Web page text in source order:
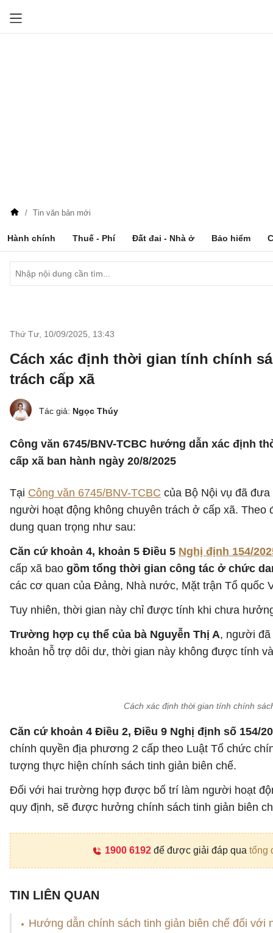
Tin văn bản mới
Hành chính Thuế - Phí Đất đai - Nhà ở Bảo hiểm
Thứ Tư, 10/09/2025 13:43
Cách xác định thời gian tính chính
trách cấp xã
Tác giả: Ngọc Thúy
Công văn 6745/BNV-TCBC hướng dẫn xác định
cấp xã ban hành ngày 20/8/2025
Tại Công văn 6745/BNV-TCBC của Bộ Nội vụ đã
người hoạt động không chuyên trách ở cấp xã.
dung quan trọng như sau:
Căn cứ khoản 4, khoản 5 Điều 5 Nghị định 154/
cấp xã bao gồm tổng thời gian công tác ở chức
các cơ quan của Đảng, Nhà nước, Mặt trận Tổ quốc
Tuy nhiên, thời gian này chỉ được tính khi chưa
Trường hợp cụ thể của bà Nguyễn Thị A, người đã
khoản hỗ trợ dôi dư, thời gian này không được tính
Cách xác định thời gian tính chính
Căn cứ khoản 4 Điều 2, Điều 9 Nghị định số 154/
chính quyền địa phương 2 cấp theo Luật Tổ chức
tượng thực hiện chính sách tinh giản biên chế.
Đối với hai trường hợp được bố trí làm người hoạt
quy định, sẽ được hưởng chính sách tinh giản biên
1900 6192để được giải đáp qua tổng
TIN LIÊN QUAN
Hướng dẫn chính sách tinh giản biên chế đối với